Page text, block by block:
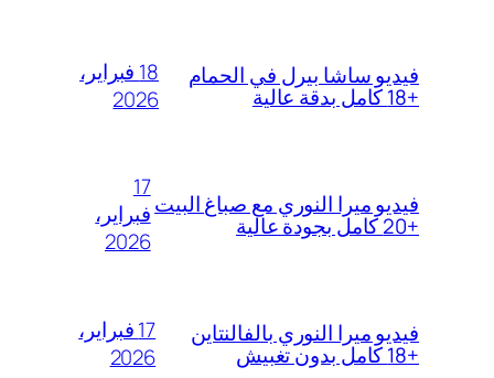
فيديو ساشا بيرل في الحمام
+18 كامل بدقة عالية
18 فبراير،
2026
فيديو ميرا النوري مع صباغ البيت
+20 كامل بجودة عالية
17
فبراير،
2026
فيديو ميرا النوري بالفالنتاين
+18 كامل بدون تغبيش
17 فبراير،
2026